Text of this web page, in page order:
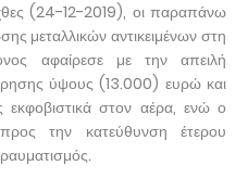
(24-12-2019), οι παραπάνω
μεταλλικών αντικειμένων στη
αφαίρεσε με την απειλή
ύψους (13.000) ευρώ και
στον αέρα, ενώ ο
την κατεύθυνση έτερου